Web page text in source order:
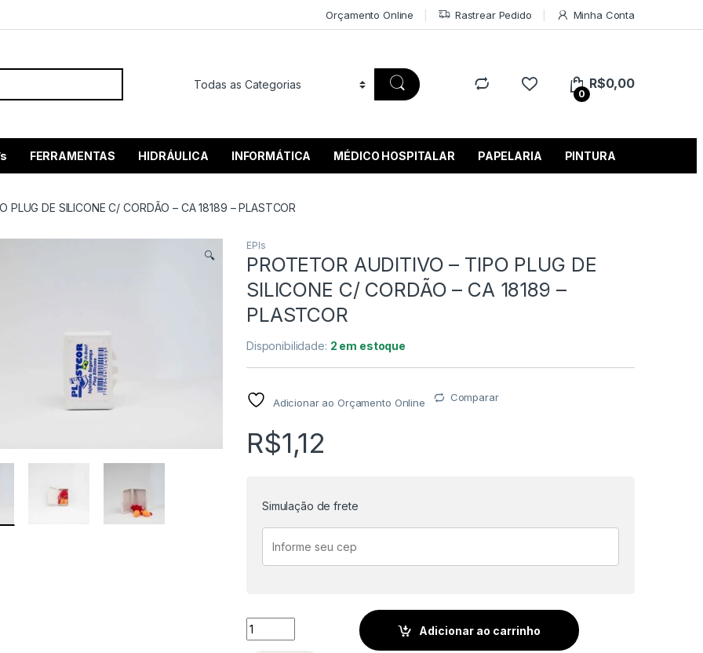
Orçamento Online Rastrear Pedido Minha Conta
por:
0
R$0,00
FERRAMENTAS HIDRÁULICA INFORMÁTICA MÉDICO HOSPITALAR PAPELARIA PINTURA
PLUG DE SILICONE C/ CORDÃO – CA 18189 – PLASTCOR
🔍
EPIs
PROTETOR AUDITIVO – TIPO PLUG DE
SILICONE C/ CORDÃO – CA 18189 –
PLASTCOR
Disponibilidade: 2 em estoque
Adicionar ao Orçamento Online Comparar
R$1,12
Simulação de frete
PROTETOR AUDITIVO - TIPO PLUG DE SILICONE C/ CORDÃO - CA 18189 -
Adicionar ao carrinho